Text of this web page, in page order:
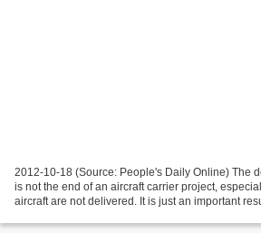
2012-10-18 (Source: People's Daily Online) The
is not the end of an aircraft carrier project,
aircraft are not delivered. It is just an important